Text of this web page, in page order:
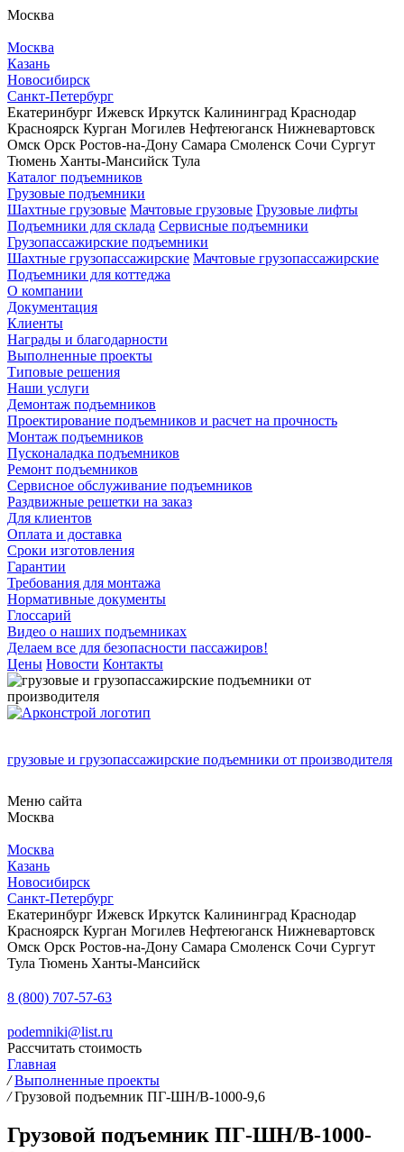
Москва
Москва
Казань
Новосибирск
Санкт-Петербург
Екатеринбург Ижевск Иркутск Калининград Краснодар
Красноярск Курган Могилев Нефтеюганск Нижневартовск
Омск Орск Ростов-на-Дону Самара Смоленск Сочи Сургут
Тюмень Ханты-Мансийск Тула
Каталог подъемников
Грузовые подъемники
Шахтные грузовые Мачтовые грузовые Грузовые лифты
Подъемники для склада Сервисные подъемники
Грузопассажирские подъемники
Шахтные грузопассажирские Мачтовые грузопассажирские
Подъемники для коттеджа
О компании
Документация
Клиенты
Награды и благодарности
Выполненные проекты
Типовые решения
Наши услуги
Демонтаж подъемников
Проектирование подъемников и расчет на прочность
Монтаж подъемников
Пусконаладка подъемников
Ремонт подъемников
Сервисное обслуживание подъемников
Раздвижные решетки на заказ
Для клиентов
Оплата и доставка
Сроки изготовления
Гарантии
Требования для монтажа
Нормативные документы
Глоссарий
Видео о наших подъемниках
Делаем все для безопасности пассажиров!
Цены Новости Контакты
грузовые и грузопассажирские подъемники от производителя
Меню сайта
Москва
Москва
Казань
Новосибирск
Санкт-Петербург
Екатеринбург Ижевск Иркутск Калининград Краснодар
Красноярск Курган Могилев Нефтеюганск Нижневартовск
Омск Орск Ростов-на-Дону Самара Смоленск Сочи Сургут
Тула Тюмень Ханты-Мансийск
8 (800) 707-57-63
podemniki@list.ru
Рассчитать стоимость
Главная
/ Выполненные проекты
/ Грузовой подъемник ПГ-ШН/В-1000-9,6
Грузовой подъемник ПГ-ШН/В-1000-